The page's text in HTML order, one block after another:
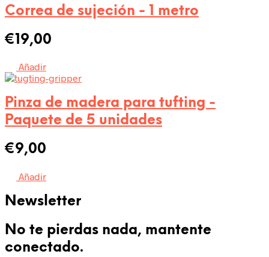
Correa de sujeción - 1 metro
€19,00
Añadir
Pinza de madera para tufting -
Paquete de 5 unidades
€9,00
Añadir
Newsletter
No te pierdas nada, mantente
conectado.